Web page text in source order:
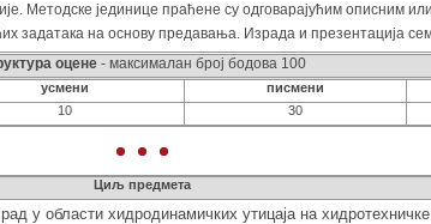
Методске јединице праћене су одговарајућим описним
задатака на основу предавања. Израда и презентација
оцене - максималан број бодова 100
усмени писмени
10 30
Циљ предмета
у области хидродинамичких утицаја на хидротехничке